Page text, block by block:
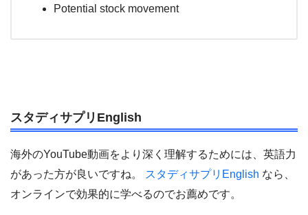
Potential stock movement
スタディサプリEnglish
海外のYouTube動画をより深く理解するためには、英語力
があった方が良いですね。
スタディサプリEnglish なら、
オンラインで効果的に学べるのでお薦めです。